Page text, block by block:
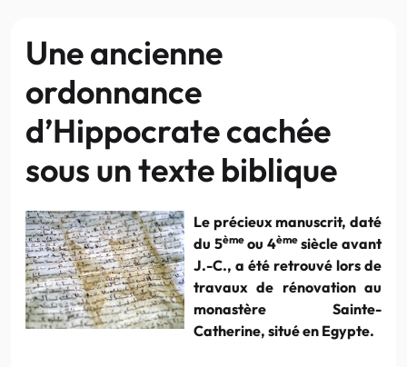
Une ancienne
ordonnance
d’Hippocrate cachée
sous un texte biblique
Le précieux manuscrit, daté
du 5èmeou 4èmesiècle avant
J.-C., a été retrouvé lors de
travaux de rénovation au
monastère Sainte-
Catherine, situé en Egypte.